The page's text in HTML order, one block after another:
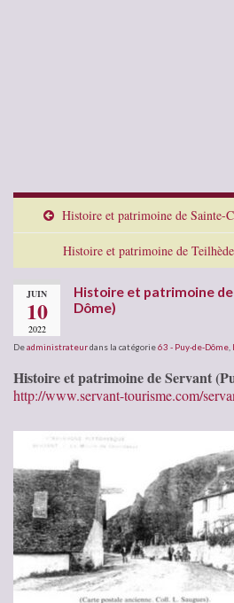
Histoire et patrimoine de Sainte-
Histoire et patrimoine de
JUIN
10
2022
Histoire et patrimoine
Dôme)
Deadministrateurdans la catégorie63 - Puy-de-Dôme
Histoire et patrimoine de Servant
http://www.servant-tourisme.com/